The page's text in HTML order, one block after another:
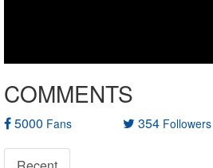
COMMENTS
5000 Fans 354 Followers